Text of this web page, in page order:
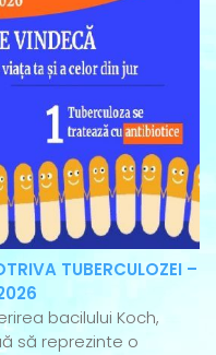
TUBERCULOZEI –
bacilului Koch,
să reprezinte o